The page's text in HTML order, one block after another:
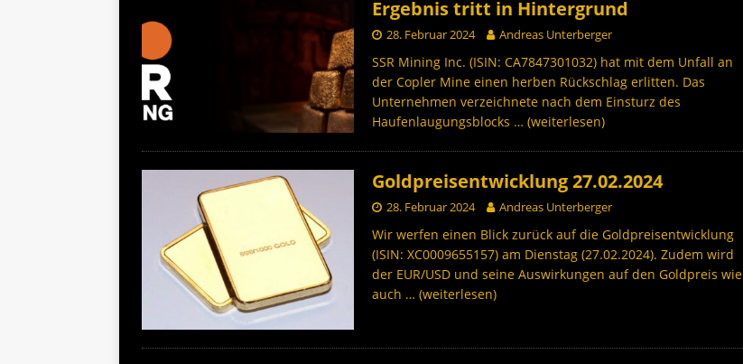
Ergebnis tritt in Hintergrund
28. Februar 2024 Andreas Unterberger
SSR Mining Inc. (ISIN: CA7847301032) hat mit dem Unfall an
der Copler Mine einen herben Rückschlag erlitten. Das
Unternehmen verzeichnete nach dem Einsturz des
Haufenlaugungsblocks … (weiterlesen)
Goldpreisentwicklung 27.02.2024
28. Februar 2024 Andreas Unterberger
Wir werfen einen Blick zurück auf die Goldpreisentwicklung
(ISIN: XC0009655157) am Dienstag (27.02.2024). Zudem wird
der EUR/USD und seine Auswirkungen auf den Goldpreis wie
auch … (weiterlesen)